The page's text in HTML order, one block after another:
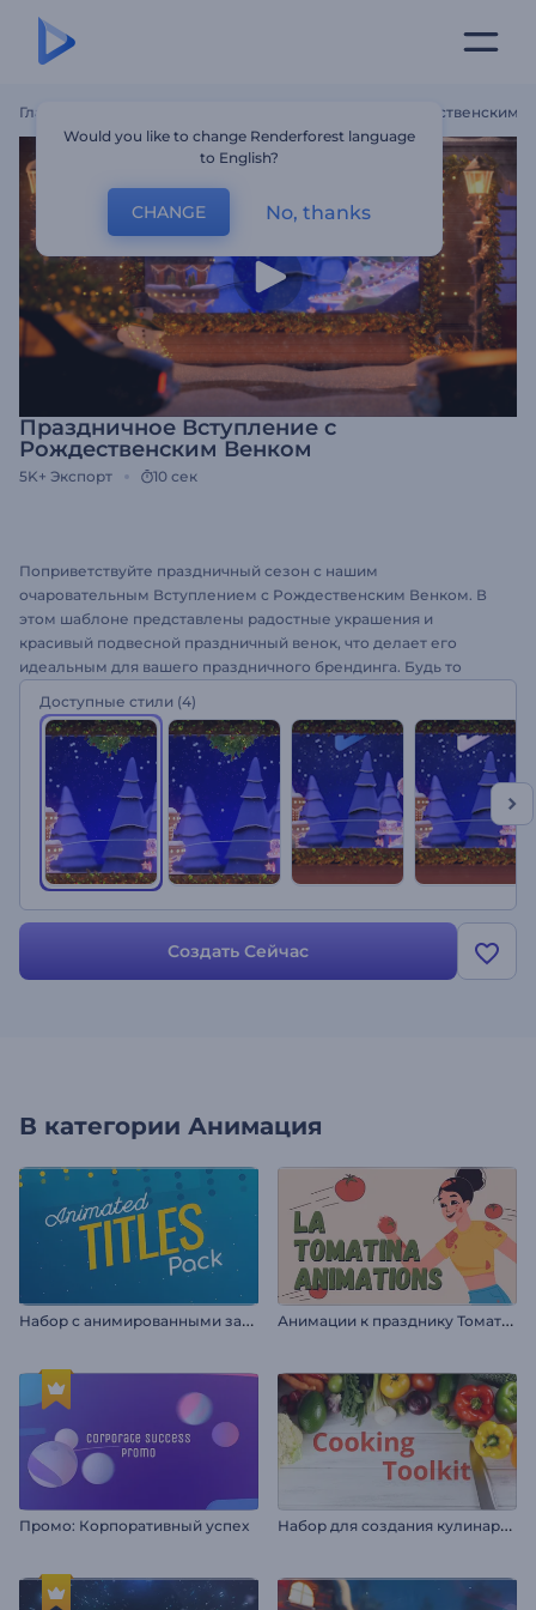
Главная Праздничное Вступление С Рождественским
Праздничное Вступление с
Рождественским Венком
5K+ Экспорт 10 сек
Поприветствуйте праздничный сезон с нашим
очаровательным Вступлением с Рождественским Венком. В
этом шаблоне представлены радостные украшения и
красивый подвесной праздничный венок, что делает его
идеальным для вашего праздничного брендинга. Будь то
мероприятие, пост в социальных сетях или праздничное
вступление, создание видео профессионального качества
займет всего несколько минут. Все, что вам нужно сделать, –
это загрузить ваш бренд, написать теплые пожелания,
выбрать музыкальную композицию для фона, и всё готово.
Создайте сейчас!
Доступные стили (4)
Создать Сейчас
В категории Анимация
Н
абор с анимированными заголовками А
нимации к празднику Томатина
Промо: Корпоративный успех Н
абор для создания кулинарного видео
Would you like to change Renderforest language
to English?
CHANGE No, thanks